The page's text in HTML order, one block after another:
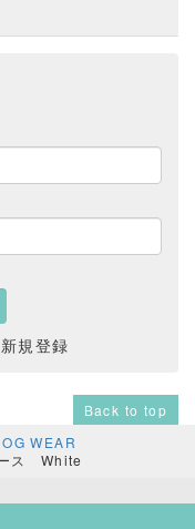
新規登録
Back to top
WEAR
ス White